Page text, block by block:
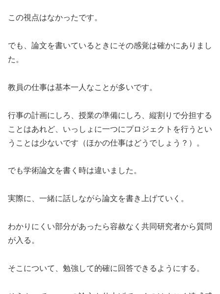
この視点はなかったです。
でも、論文を書いているときにその感覚は確かにありまし
た。
教員の仕事は基本一人なことが多いです。
行事の計画にしろ、授業の準備にしろ、縦割りで分担する
ことはあれど、いっしょに一つにプロジェクトを行うとい
うことは少ないです（ほかの仕事はどうでしょう？）。
でも学術論文を書く時は違いました。
実際に、一緒に話しながら論文を書き上げていく。
わかりにくい部分があったら容赦なく共同研究者から質問
が入る。
そこについて、勉強して的確に回答できるようにする。